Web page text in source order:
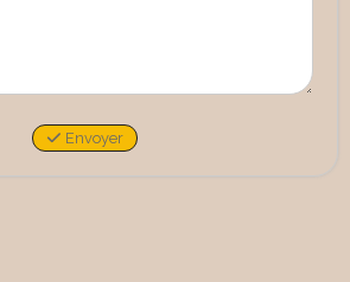
Envoyer